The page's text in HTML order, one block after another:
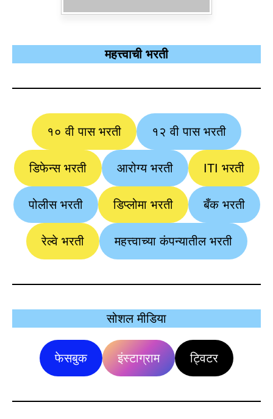
महत्त्वाची भरती
१० वी पास भरती १२ वी पास भरती
डिफेन्स भरती आरोग्य भरती ITI भरती
पोलीस भरती डिप्लोमा भरती बँक भरती
रेल्वे भरती महत्त्वाच्या कंपन्यातील भरती
सोशल मीडिया
फेसबुक इंस्टाग्राम ट्विटर